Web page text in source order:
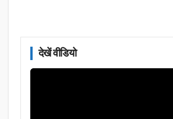
देखें वीडियो